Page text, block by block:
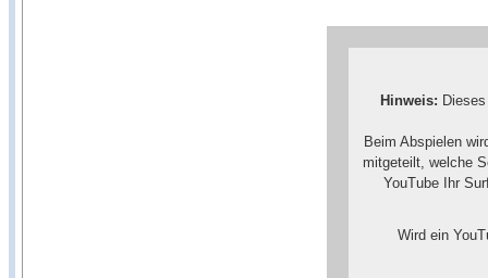
Hinweis:
Beim Abspielen
mitgeteilt, welche
YouTube Ihr
Wird ein